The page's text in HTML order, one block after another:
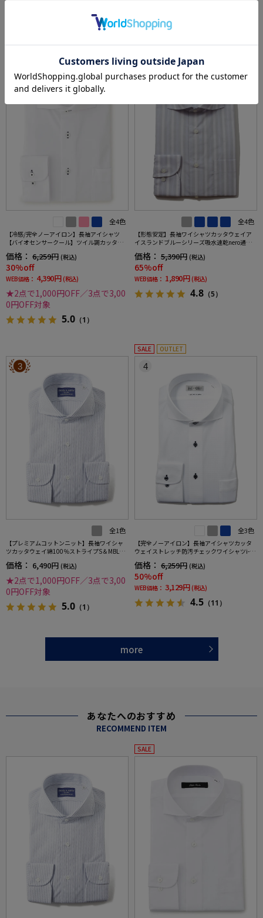
RANKING
全4色
【冷感/完全ノーアイロン】長袖アイシャツ
【バイオセンサークール】ツイル調カッタウ
汗速乾ワイシャツ春夏
価格： 6,259円 (税込)
30%off
WEB価格： 4,390円 (税込)
★2点で1,000円OFF／3点で3,00
0円OFF対象
5.0 （1）
2
全4色
【形態安定】長袖ワイシャツカッタウェイア
イスランドブルーシリーズ吸水速乾nero通年
価格： 5,390円 (税込)
65%off
WEB価格： 1,890円 (税込)
4.8 （5）
3
全1色
【プレミアムコットンニット】長袖ワイシャ
ツカッタウェイ綿100％ストライプS＆MBLUE
価格： 6,490円 (税込)
★2点で1,000円OFF／3点で3,00
0円OFF対象
5.0 （1）
SALE OUTLET
4
全3色
【完全ノーアイロン】長袖アイシャツカッタ
ウェイストレッチ防汚チェックワイシャツi-sh
価格： 6,259円 (税込)
50%off
WEB価格： 3,129円 (税込)
4.5 （11）
more
あなたへのおすすめ
RECOMMEND ITEM
SALE